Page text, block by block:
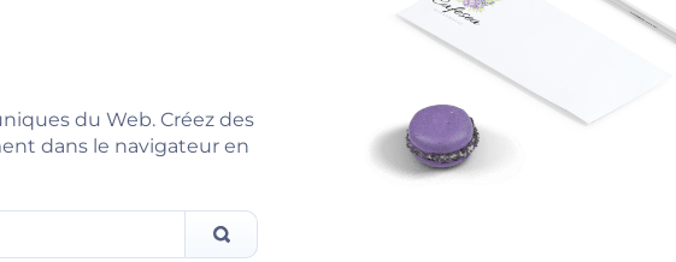
du Web. Créez des
dans le navigateur en